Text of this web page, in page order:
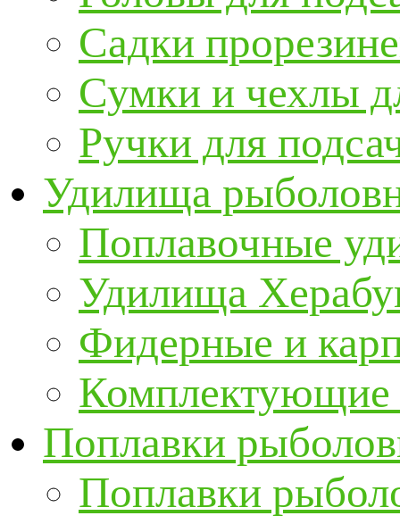
Садки
Сумки и чехлы
Ручки для
Удилища
Поплавочные
Удилища
Фидерные и
Поплавки
Поплавки